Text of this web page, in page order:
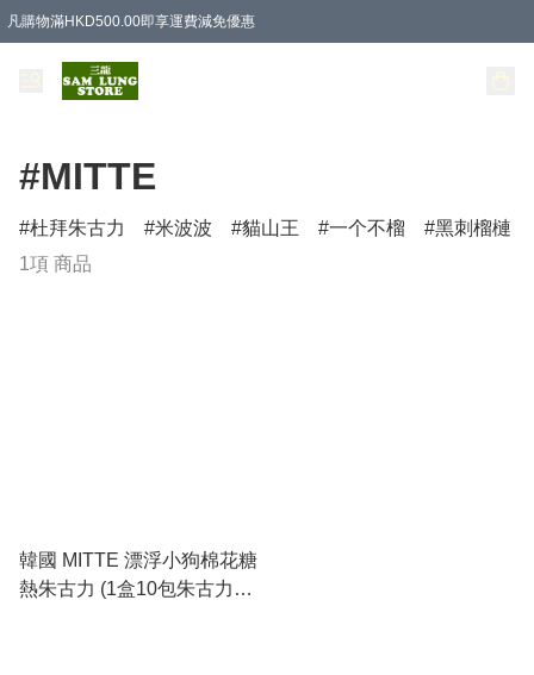
凡購物滿HKD500.00即享運費減免優惠
#MITTE
杜拜朱古力 米波波 貓山王 一个不榴
黑刺榴槤
1項 商品
韓國 MITTE 漂浮小狗棉花糖
熱朱古力 (1盒10包朱古力+2